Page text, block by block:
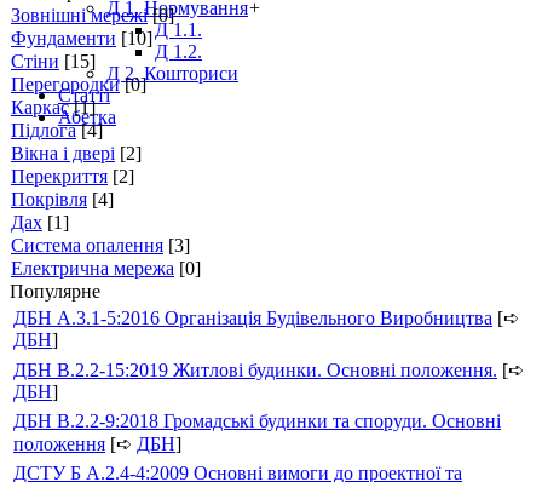
Д 1. Нормування+
Д 1.1.
Д 1.2.
Д 2. Кошториси
Статті
Абетка
Зовнішні мережі [0]
Фундаменти [10]
Стіни [15]
Перегородки [0]
Каркас [1]
Підлога [4]
Вікна і двері [2]
Перекриття [2]
Покрівля [4]
Дах [1]
Система опалення [3]
Електрична мережа [0]
Популярне
ДБН А.3.1-5:2016 Організація Будівельного Виробництва [➪
ДБН]
ДБН В.2.2-15:2019 Житлові будинки. Основні положення. [➪
ДБН]
ДБН В.2.2-9:2018 Громадські будинки та споруди. Основні
положення [➪ ДБН]
ДСТУ Б А.2.4-4:2009 Основні вимоги до проектної та